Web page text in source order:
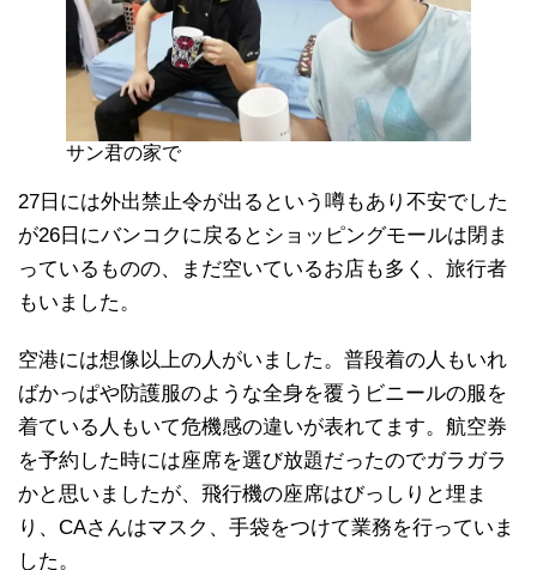
サン君の家で
27日には外出禁止令が出るという噂もあり不安でした
が26日にバンコクに戻るとショッピングモールは閉ま
っているものの、まだ空いているお店も多く、旅行者
もいました。
空港には想像以上の人がいました。普段着の人もいれ
ばかっぱや防護服のような全身を覆うビニールの服を
着ている人もいて危機感の違いが表れてます。航空券
を予約した時には座席を選び放題だったのでガラガラ
かと思いましたが、飛行機の座席はびっしりと埋ま
り、CAさんはマスク、手袋をつけて業務を行っていま
した。